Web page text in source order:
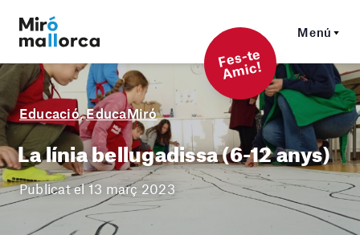
Menú
F
es-t
e
A
mi
c!
Educació,EducaMiró
La línia bellugadissa (6-12 anys)
Publicat el 13 març 2023